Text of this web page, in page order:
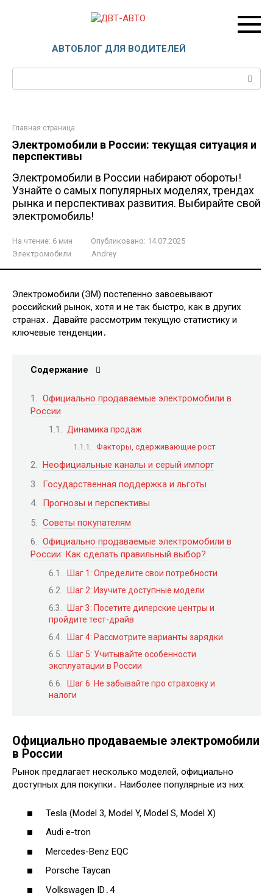
АВТОБЛОГ ДЛЯ ВОДИТЕЛЕЙ
Главная страница
Электромобили в России: текущая ситуация и
перспективы
Электромобили в России набирают обороты!
Узнайте о самых популярных моделях, трендах
рынка и перспективах развития. Выбирайте свой
электромобиль!
На чтение: 6 мин Опубликовано: 14.07.2025
Электромобили
Andrey
Электромобили (ЭМ) постепенно завоевывают
российский рынок, хотя и не так быстро, как в других
странах․ Давайте рассмотрим текущую статистику и
ключевые тенденции․
Содержание
Официально продаваемые электромобили в
России
Динамика продаж
Факторы, сдерживающие рост
Неофициальные каналы и серый импорт
Государственная поддержка и льготы
Прогнозы и перспективы
Советы покупателям
Официально продаваемые электромобили в
России: Как сделать правильный выбор?
Шаг 1: Определите свои потребности
Шаг 2: Изучите доступные модели
Шаг 3: Посетите дилерские центры и
пройдите тест-драйв
Шаг 4: Рассмотрите варианты зарядки
Шаг 5: Учитывайте особенности
эксплуатации в России
Шаг 6: Не забывайте про страховку и
налоги
Официально продаваемые электромобили
в России
Рынок предлагает несколько моделей, официально
доступных для покупки․ Наиболее популярные из них:
Tesla (Model 3, Model Y, Model S, Model X)
Audi e-tron
Mercedes-Benz EQC
Porsche Taycan
Volkswagen ID․4